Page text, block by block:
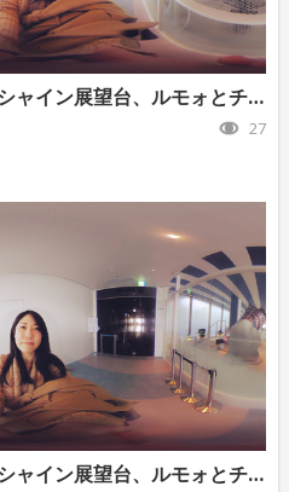
【360度静止画】池袋サンシャイン展望台、ルモォとチャコ2
27
【360度静止画】池袋サンシャイン展望台、ルモォとチャコ3